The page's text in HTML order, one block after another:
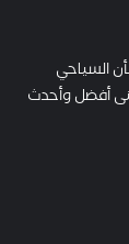
السياحي
أفضل وأحدث